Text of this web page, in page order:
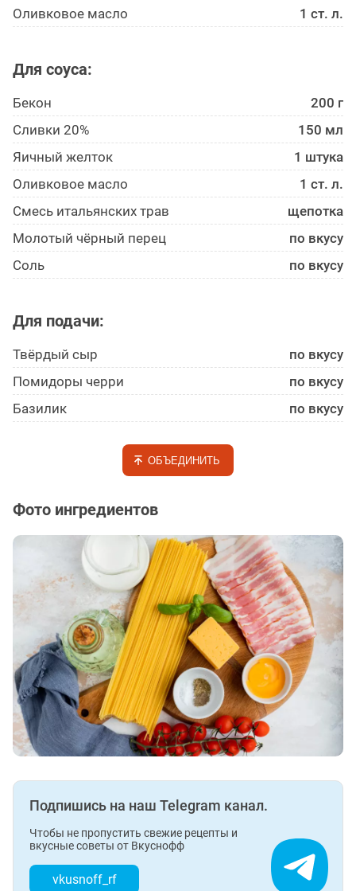
Оливковое масло
1 ст. л.
Для соуса:
Бекон
200 г
Сливки 20%
150 мл
Яичный желток
1 штука
Оливковое масло
1 ст. л.
Смесь итальянских трав
щепотка
Молотый чёрный перец
по вкусу
Соль
по вкусу
Для подачи:
Твёрдый сыр
по вкусу
Помидоры черри
по вкусу
Базилик
по вкусу
ОБЪЕДИНИТЬ
Фото ингредиентов
Подпишись на наш Telegram канал.
Чтобы не пропустить свежие рецепты и
вкусные советы от Вкуснофф
vkusnoff_rf